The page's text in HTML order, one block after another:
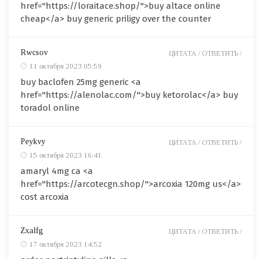
href="https://loraitace.shop/">buy altace online
cheap</a> buy generic priligy over the counter
Rwcsov
11 октября 2023 05:59
buy baclofen 25mg generic <a
href="https://alenolac.com/">buy ketorolac</a> buy
toradol online
ЦИТАТА / ОТВЕТИТЬ /
Peykvy
15 октября 2023 16:41
amaryl 4mg ca <a
href="https://arcotecgn.shop/">arcoxia 120mg us</a>
cost arcoxia
ЦИТАТА / ОТВЕТИТЬ /
Zxalfg
17 октября 2023 14:52
ЦИТАТА / ОТВЕТИТЬ /